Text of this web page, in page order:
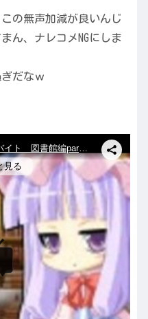
の無声加減が良いんじ
ん、ナレコメNGにしま
だなｗ